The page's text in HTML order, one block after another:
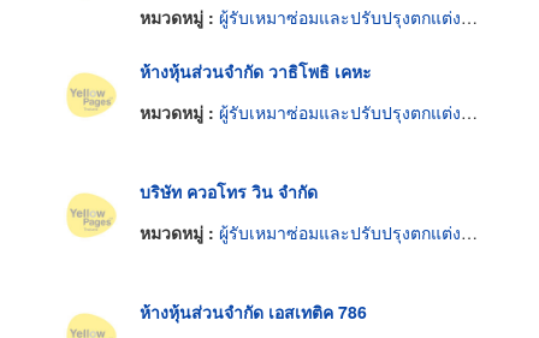
หมวดหมู่ : ผู้รับเหมาซ่อมและปรับปรุงตกแต่งและงานระบบอาคาร
ห้างหุ้นส่วนจำกัด วาธิโพธิ เคหะ
หมวดหมู่ : ผู้รับเหมาซ่อมและปรับปรุงตกแต่งและงานระบบอาคาร
บริษัท ควอโทร วิน จำกัด
หมวดหมู่ : ผู้รับเหมาซ่อมและปรับปรุงตกแต่งและงานระบบอาคาร
ห้างหุ้นส่วนจำกัด เอสเทติค 786